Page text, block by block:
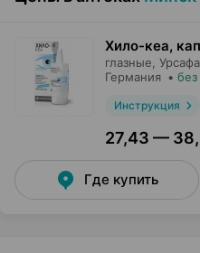
Хило-кеа,
глазные,
Германия •
Инструкция
27,43 —
Где купить